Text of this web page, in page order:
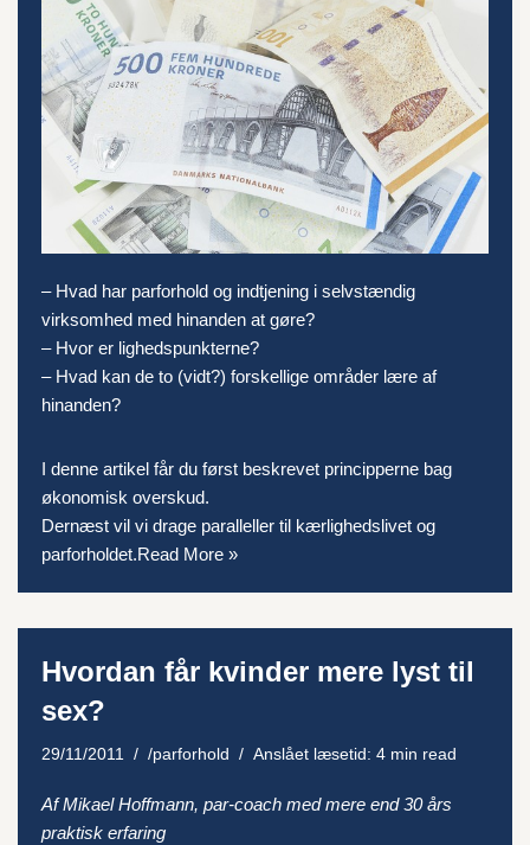
– Hvad har parforhold og indtjening i selvstændig
virksomhed med hinanden at gøre?
– Hvor er lighedspunkterne?
– Hvad kan de to (vidt?) forskellige områder lære af
hinanden?
I denne artikel får du først beskrevet principperne bag
økonomisk overskud.
Dernæst vil vi drage paralleller til kærlighedslivet og
parforholdet.Read More »
Hvordan får kvinder mere lyst til
sex?
29/11/2011 /parforhold Anslået læsetid: 4 min read
Af Mikael Hoffmann, par-coach med mere end 30 års
praktisk erfaring